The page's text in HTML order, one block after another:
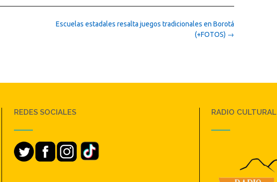
Escuelas estadales resalta juegos tradicionales en Borotá
(+FOTOS) →
REDES SOCIALES RADIO CULTURAL